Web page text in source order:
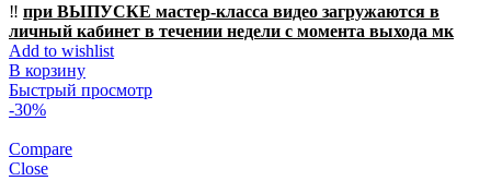
‼️ при ВЫПУСКЕ мастер-класса видео загружаются в
личный кабинет в течении недели с момента выхода мк
Add to wishlist
В корзину
Быстрый просмотр
-30%
Compare
Close